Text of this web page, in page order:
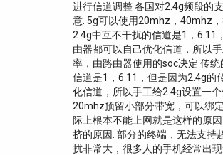
进行信道调整 各国对2.4g频段的
意. 5g可以使用20mhz，40mhz
2.4g中互不干扰的信道是1，6 11
由器都可以自己优化信道，所以
率，由路由器使用的soc决定 传
信道是1，6 11，但是因为2.4g的
化信道，所以手工给2.4g设置一
20mhz预留小部分带宽，可以绑
际上根本不能上网就是这样的原
挤的原因. 部分的终端，无法支持
扰非常大，很多人的手机经常出